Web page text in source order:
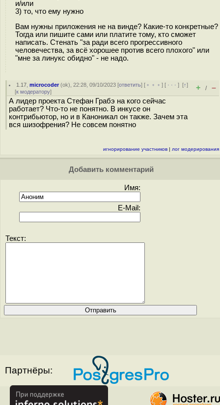
и/или
3) то, что ему нужно
Вам нужны приложения не на винде? Какие-то конкретные?
Тогда или пишите сами или платите тому, кто сможет
написать. Стенать "за ради всего прогрессивного
человечества, за всё хорошее против всего плохого" или
"мне за линукс обидно" - не надо.
1.17 ,microcoder(ok), 22:28, 09/10/2023 [ответить] [ ﹢﹢﹢] [ · · ·][↑]
[к модератору] + / –
А лидер проекта Стефан Грабэ на кого сейчас
работает? Что-то не понятно. В инкусе он
контрибьютор, но и в Каноникал он также. Зачем эта
вся шизофрения? Не совсем понятно
игнорирование участников | лог модерирования
Добавить комментарий
Имя:
E-Mail:
Текст:
Партнёры: